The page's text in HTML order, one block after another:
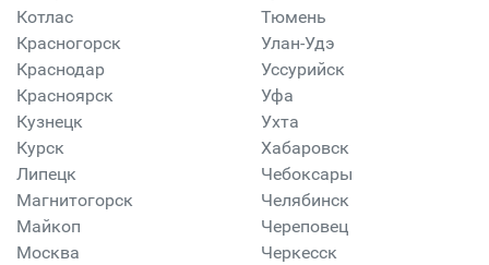
Котлас
Красногорск
Краснодар
Красноярск
Кузнецк
Курск
Липецк
Магнитогорск
Майкоп
Москва
Тюмень
Улан-Удэ
Уссурийск
Уфа
Ухта
Хабаровск
Чебоксары
Челябинск
Череповец
Черкесск